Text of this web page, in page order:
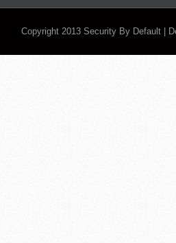
Copyright 2013 Security By Default |